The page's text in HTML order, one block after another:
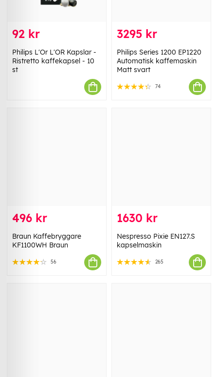
92 kr
Philips L'Or L'OR Kapslar -
Ristretto kaffekapsel - 10
st
3295 kr
Philips Series 1200 EP1220
Automatisk kaffemaskin
Matt svart
74
496 kr
Braun Kaffebryggare
KF1100WH Braun
56
1630 kr
Nespresso Pixie EN127.S
kapselmaskin
265